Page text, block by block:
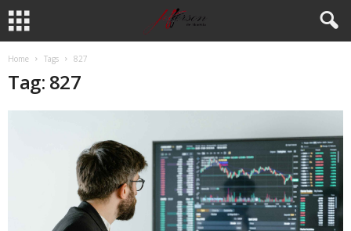
Home Tags 827
Tag: 827